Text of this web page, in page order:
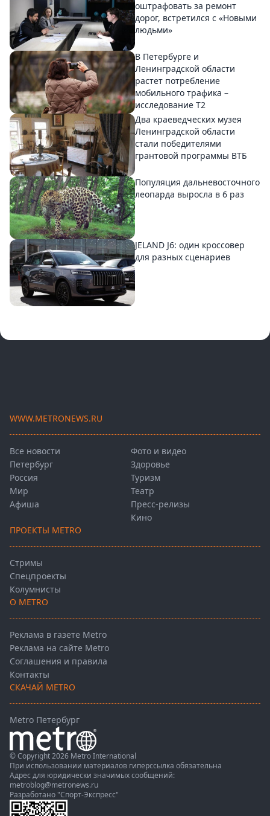
оштрафовать за ремонт
дорог, встретился с «Новыми
людьми»
В Петербурге и
Ленинградской области
растет потребление
мобильного трафика –
исследование T2
Два краеведческих музея
Ленинградской области
стали победителями
грантовой программы ВТБ
Популяция дальневосточного
леопарда выросла в 6 раз
JELAND J6: один кроссовер
для разных сценариев
WWW.METRONEWS.RU
Все новости
Петербург
Россия
Мир
Афиша
Фото и видео
Здоровье
Туризм
Театр
Пресс-релизы
Кино
ПРОЕКТЫ METRO
Стримы
Спецпроекты
Колумнисты
О METRO
Реклама в газете Metro
Реклама на сайте Metro
Соглашения и правила
Контакты
СКАЧАЙ METRO
Metro Петербург
© Copyright 2026 Metro International
При использовании материалов гиперссылка обязательна
Адрес для юридически значимых сообщений:
metroblog@metronews.ru
Разработано "Спорт-Экспресс"